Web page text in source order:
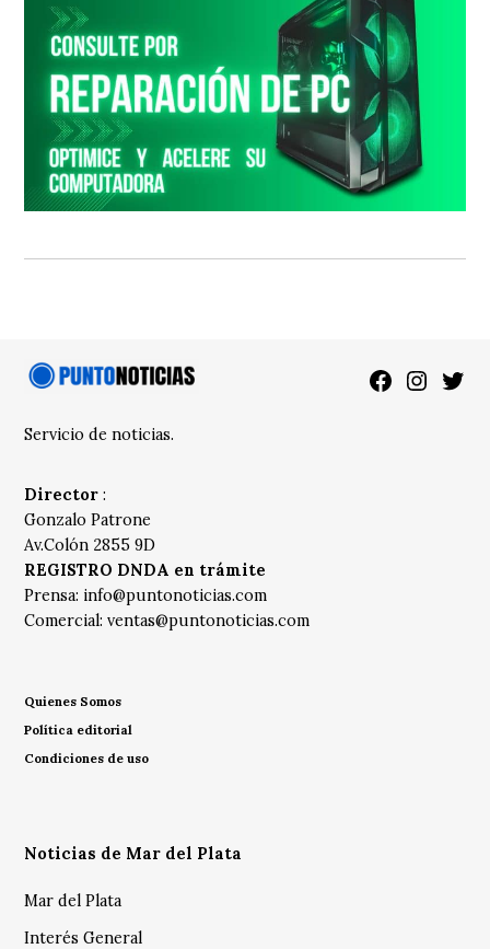
Facebook
Servicio de noticias.
Director :
Gonzalo Patrone
Av.Colón 2855 9D
REGISTRO DNDA en trámite
Prensa: info@puntonoticias.com
Comercial:ventas@puntonoticias.com
Quienes Somos
Política editorial
Condiciones de uso
Noticias de Mar del Plata
Mar del Plata
Interés General